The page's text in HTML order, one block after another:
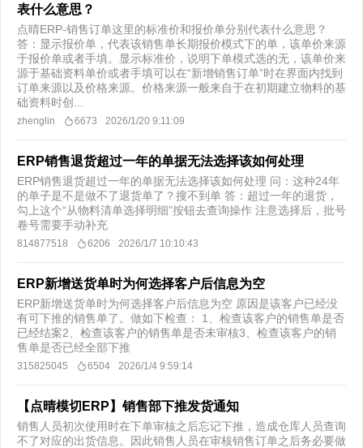
表什么意思？
点晴ERP-销售订单这里的标准价和报价单分别代表什么意思？
答：显示报价单，代表该销售单长期报价模式下的单，该单价来源
于报价单或者手填。显示标准价，说明下单模式选的无，该单价来
源于基础资料单价或者手填可以在“新增销售订单”时在界面内找到
订单来源以及价格来源。​ 价格来源一般来自于在初期建立物料的基
础资料时创...
zhenglin 6673 2026/1/20 9:11:09
ERP销售退货超过一年的单据无法选择该如何处理
ERP销售退货超过一年的单据无法选择该如何处理 问：这种24年
的单子是不是做不了退货单了？搜不到单 答：超过一年的退货，
勾上这个“从物料清单选择明细”按钮去查询操作 注意选择后，批号
卷号需要手动补充
814877518 6206 2026/1/7 10:10:43
ERP新增送货单时为何选择客户后信息为空
ERP新增送货单时为何选择客户后信息为空 原因是该客户已经没
有可下推的销售单了。做如下检查： 1、检查该客户的销售单是否
已经结案2、检查该客户的销售单是否未审核3、检查该客户的销
售单是否已经全部下推
315825045 6504 2026/1/4 9:59:14
【点晴模切ERP】销售部下推发货通知
销售人员初次使用时在下单审核之后忘记下推，造成仓库人员查询
不了对应的出货信息。因此销售人员在审核销售订单之后务必要做